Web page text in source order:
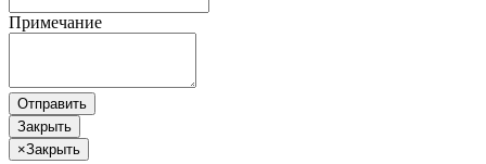
Примечание
Отправить
Закрыть
×Закрыть